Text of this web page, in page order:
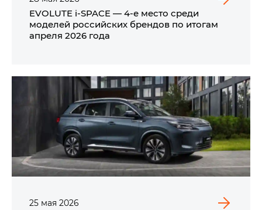
EVOLUTE i‑SPACE — 4-е место среди
моделей российских брендов по итогам
апреля 2026 года
25 мая 2026